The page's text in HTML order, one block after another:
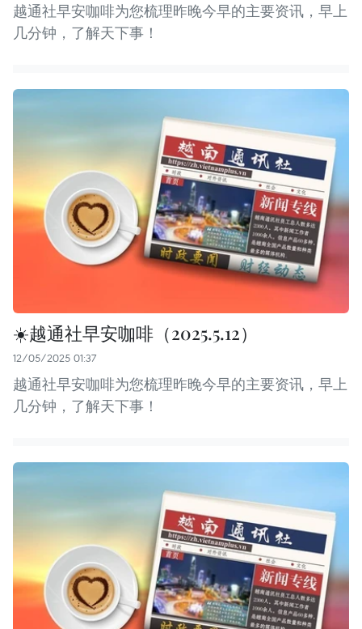
越通社早安咖啡为您梳理昨晚今早的主要资讯，早上
几分钟，了解天下事！
☀️越通社早安咖啡（2025.5.12）
12/05/2025 01:37
越通社早安咖啡为您梳理昨晚今早的主要资讯，早上
几分钟，了解天下事！